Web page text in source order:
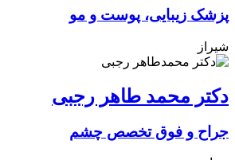
پزشک زیبایی، پوست و مو
شیراز
دکتر محمد طاهر رجبی
جراح و فوق تخصص چشم